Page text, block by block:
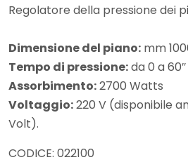
Regolatore della pressione dei
Dimensione del piano: mm
Tempo di pressione:da 0 a 60″
Assorbimento:2700 Watts
Voltaggio:220 V (disponibile
Volt).
CODICE: 022100